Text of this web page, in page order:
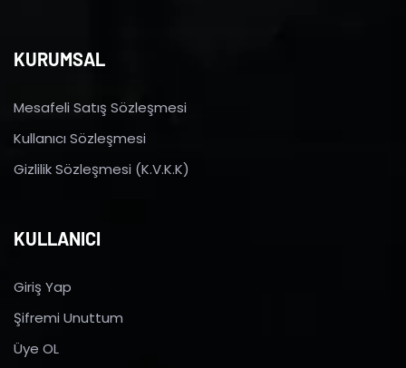
KURUMSAL
Mesafeli Satış Sözleşmesi
Kullanıcı Sözleşmesi
Gizlilik Sözleşmesi (K.V.K.K)
KULLANICI
Giriş Yap
Şifremi Unuttum
Üye OL